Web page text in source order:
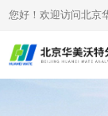
您好！欢迎访问北京